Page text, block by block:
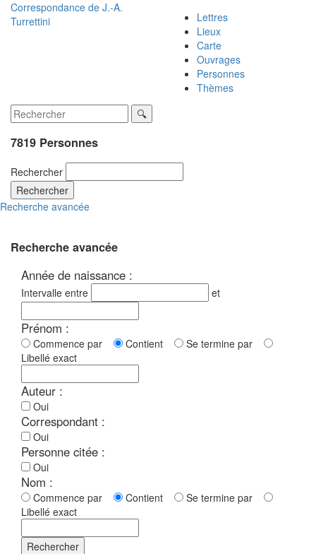
Correspondance de J.-A.
Turrettini
Lettres
Lieux
Carte
Ouvrages
Personnes
Thèmes
7819 Personnes
Rechercher
Rechercher
Recherche avancée
Recherche avancée
Année de naissance :
Intervalle entre et
Prénom :
Commence par Contient
Se termine par
Libellé exact
Auteur :
Oui
Correspondant :
Oui
Personne citée :
Oui
Nom :
Commence par Contient
Se termine par
Libellé exact
Rechercher